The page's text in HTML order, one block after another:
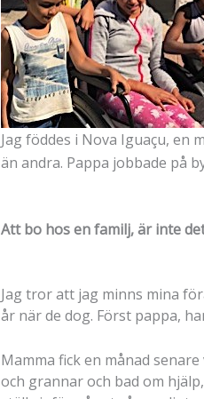
Jag föddes i Nova Iguaçu, en
än andra. Pappa jobbade på
Att bo hos en familj, är inte
Jag tror att jag minns mina
år när de dog. Först pappa,
Mamma fick en månad
och grannar och bad om